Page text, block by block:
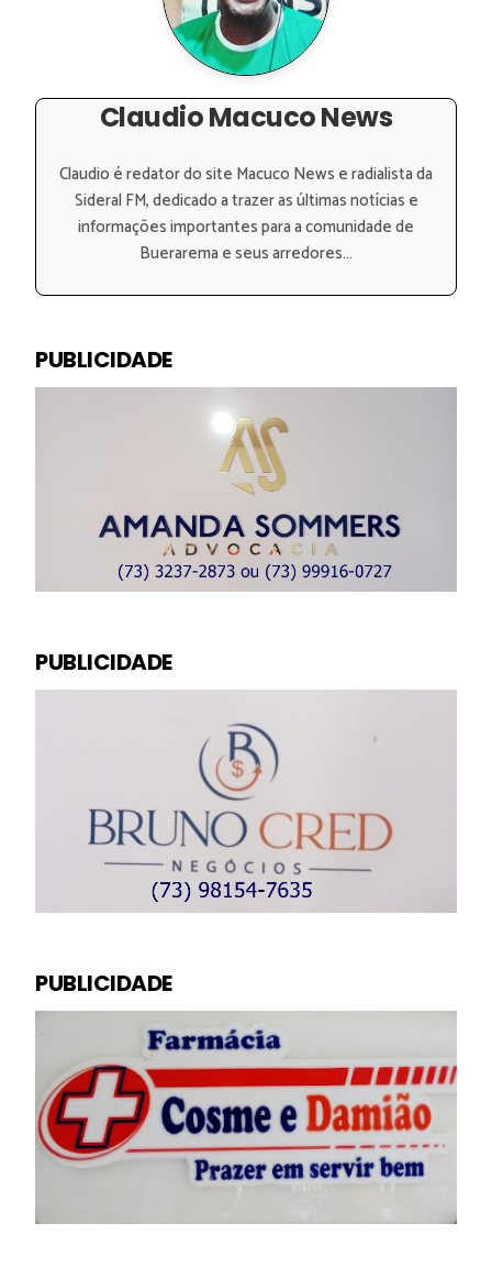
Claudio Macuco News
Claudio é redator do site Macuco News e radialista da
Sideral FM, dedicado a trazer as últimas notícias e
informações importantes para a comunidade de
Buerarema e seus arredores...
PUBLICIDADE
PUBLICIDADE
PUBLICIDADE